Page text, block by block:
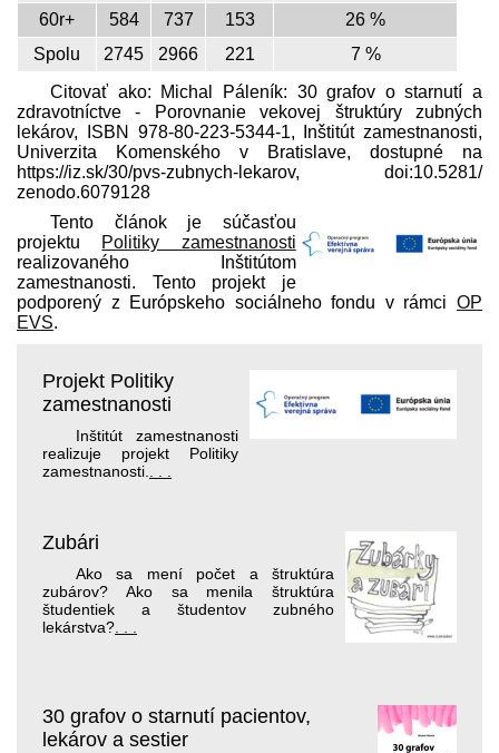
60r+
584 737 153
26 %
Spolu
2745 2966 221
7 %
Citovať ako: Michal Páleník: 30 grafov o starnutí a
zdravotníctve - Porovnanie vekovej štruktúry zubných
lekárov, ISBN 978-80-223-5344-1, Inštitút zamestnanosti,
Univerzita Komenského v Bratislave, dostupné na
https://iz.sk/​30/pvs-zubnych-lekarov, doi:10.5281/​
zenodo.6079128
Tento článok je súčasťou
projektu Politiky zamestnanosti
realizovaného Inštitútom
zamestnanosti. Tento projekt je
podporený z Európskeho sociálneho fondu v rámci OP
EVS.
Projekt Politiky
zamestnanosti
Inštitút zamestnanosti
realizuje projekt Politiky
zamestnanosti.. . .
Zubári
Ako sa mení počet a štruktúra
zubárov? Ako sa menila štruktúra
študentiek a študentov zubného
lekárstva?. . .
30 grafov o starnutí pacientov,
lekárov a sestier